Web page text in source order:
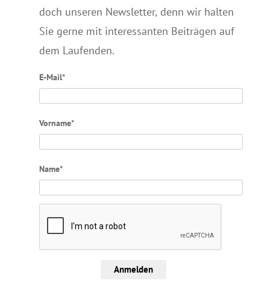
doch unseren Newsletter, denn wir halten
Sie gerne mit interessanten Beiträgen auf
dem Laufenden.
E-Mail*
Vorname*
Name*
Anmelden